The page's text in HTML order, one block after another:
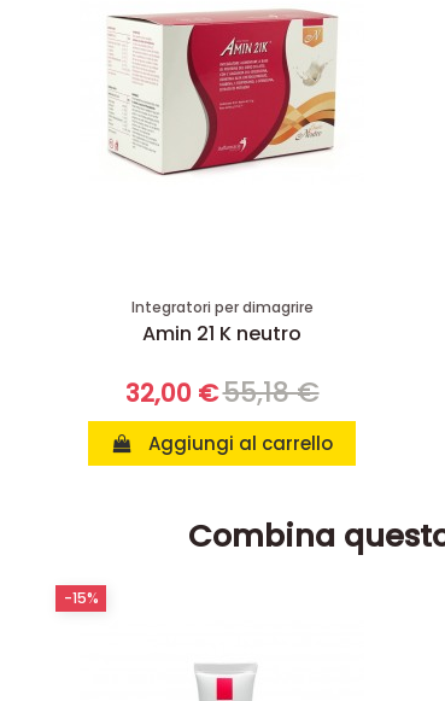
Integratori per dimagrire
Amin 21 K neutro
32,00 €55,18 €
Aggiungi al carrello
Combina
-15%